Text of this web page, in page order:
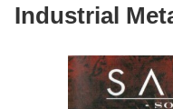
Industrial